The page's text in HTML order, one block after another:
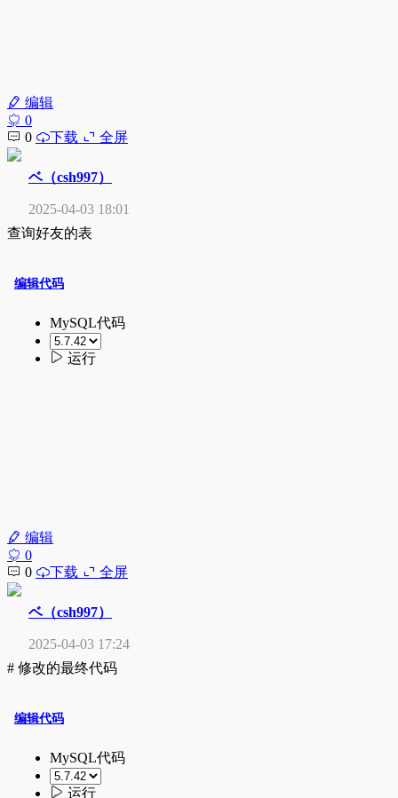
编辑
0
0
下载 全屏
ベ（csh997）
2025-04-03 18:01
查询好友的表
编辑
0
0
下载 全屏
ベ（csh997）
2025-04-03 17:24
# 修改的最终代码